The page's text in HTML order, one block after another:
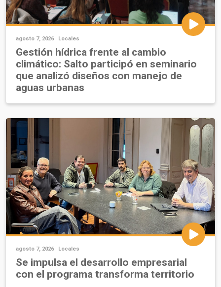
agosto 7, 2026 | Locales
Gestión hídrica frente al cambio
climático: Salto participó en seminario
que analizó diseños con manejo de
aguas urbanas
agosto 7, 2026 | Locales
Se impulsa el desarrollo empresarial
con el programa transforma territorio